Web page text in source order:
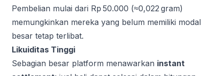
Pembelian mulai dari Rp 50.000 (≈0,022 gram)
memungkinkan mereka yang belum memiliki modal
besar tetap terlibat.
Likuiditas Tinggi
Sebagian besar platform menawarkan instant